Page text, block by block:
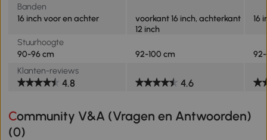
Banden
16 inch voor en achter
voorkant 16 inch, achterkant
12 inch
16
Stuurhoogte
90-96 cm
92-100 cm
Klanten-reviews
4.8 4.6
Community V&A (Vragen en Antwoorden)
(0)